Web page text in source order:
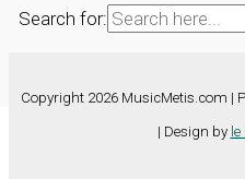
Search for:
Copyright 2026 MusicMetis.com |
| Design by